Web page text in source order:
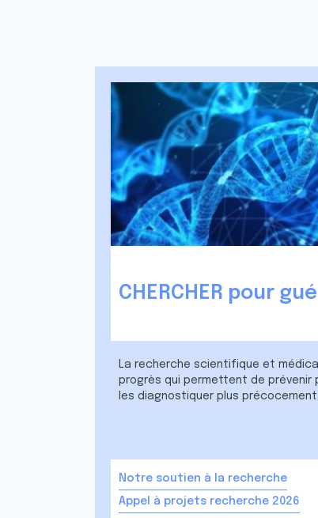
CHERCHER pour
La recherche scientifique et
progrès qui permettent de
les diagnostiquer plus
Notre soutien à la recherche
Appel à projets recherche 2026